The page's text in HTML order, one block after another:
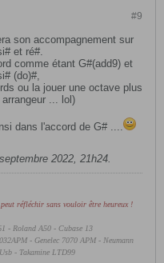
#9
son accompagnement sur
et ré#.
comme étant G#(add9) et
(do)#,
ou la jouer une octave plus
... lol)
dans l'accord de G# ....
2022, 21h24.
réfléchir sans vouloir être heureux !
- Roland A50 - Cubase 13
- Genelec 7070 APM - Neumann
- Takamine LTD99